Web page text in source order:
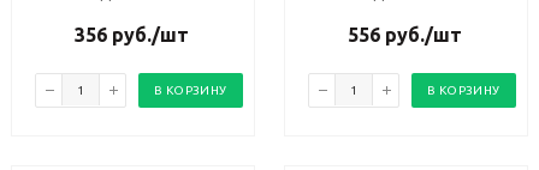
356руб./шт
В КОРЗИНУ
556руб./шт
В КОРЗИНУ